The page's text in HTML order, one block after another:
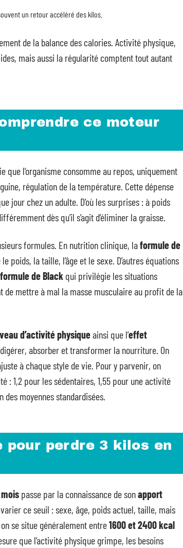
un retour accéléré des kilos.
de la balance des calories. Activité physique,
mais aussi la régularité comptent tout autant
ce moteur
que l’organisme consomme au repos, uniquement
régulation de la température. Cette dépense
jour chez un adulte. D’où les surprises : à poids
dès qu’il s’agit d’éliminer la graisse.
formules. En nutrition clinique, laformule de
la taille, l’âge et le sexe. D’autres équations
formule de Black qui privilégie les situations
de mettre à mal la masse musculaire au profit de la
d’activité physiqueainsi que l’effet
absorber et transformer la nourriture. On
à chaque style de vie. Pour y parvenir, on
: 1,2 pour les sédentaires, 1,55 pour une activité
moyennes standardisées.
pour perdre 3 kilos en
passe par la connaissance de sonapport
ce seuil : sexe, âge, poids actuel, taille, mais
se situe généralement entre1600 et 2400 kcal
que l’activité physique grimpe, les besoins